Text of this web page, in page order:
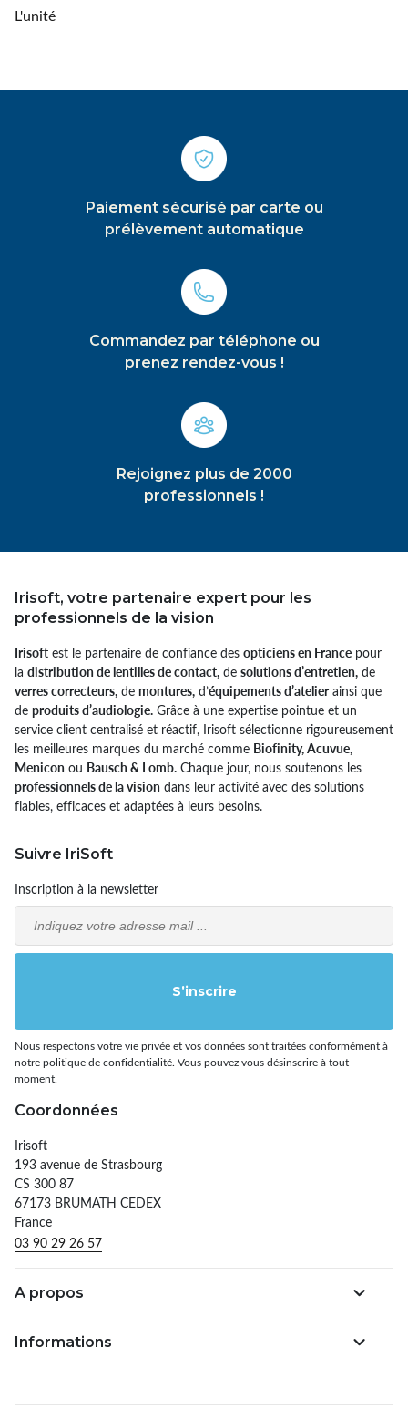
L'unité
Paiement sécurisé par carte ou
prélèvement automatique
Commandez par téléphone ou
prenez rendez-vous !
Rejoignez plus de 2000
professionnels !
Irisoft, votre partenaire expert pour les
professionnels de la vision
Irisoft est le partenaire de confiance des opticiens en France pour
la distribution de lentilles de contact, de solutions d’entretien, de
verres correcteurs, de montures, d’équipements d’atelierainsi que
de produits d’audiologie. Grâce à une expertise pointue et un
service client centralisé et réactif, Irisoft sélectionne rigoureusement
les meilleures marques du marché comme Biofinity, Acuvue,
Menicon ou Bausch & Lomb. Chaque jour, nous soutenons les
professionnels de la vision dans leur activité avec des solutions
fiables, efficaces et adaptées à leurs besoins.
Suivre IriSoft
Inscription à la newsletter
Email
S’inscrire
Nous respectons votre vie privée et vos données sont traitées conformément à
notre politique de confidentialité. Vous pouvez vous désinscrire à tout
moment.
Coordonnées
Irisoft
193 avenue de Strasbourg
CS 300 87
67173 BRUMATH CEDEX
France
03 90 29 26 57
A propos
Informations